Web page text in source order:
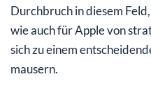
Durchbruch in diesem
wie auch für Apple von
sich zu einem
mausern.